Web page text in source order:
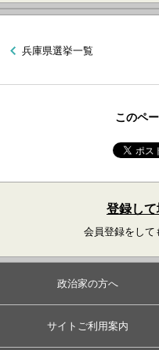
兵庫県選挙一覧
このペ
登録し
会員登録をして
政治家の方へ
サイトご利用案内